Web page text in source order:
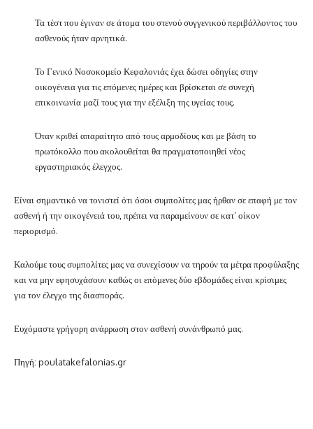
Τα τέστ που έγιναν σε άτομα του στενού συγγενικού περιβάλλοντος του
ασθενούς ήταν αρνητικά.
Το Γενικό Νοσοκομείο Κεφαλονιάς έχει δώσει οδηγίες στην
οικογένεια για τις επόμενες ημέρες και βρίσκεται σε συνεχή
επικοινωνία μαζί τους για την εξέλιξη της υγείας τους.
Όταν κριθεί απαραίτητο από τους αρμοδίους και με βάση το
πρωτόκολλο που ακολουθείται θα πραγματοποιηθεί νέος
εργαστηριακός έλεγχος.
Είναι σημαντικό να τονιστεί ότι όσοι συμπολίτες μας ήρθαν σε επαφή με τον
ασθενή ή την οικογένειά του, πρέπει να παραμείνουν σε κατ’ οίκον
περιορισμό.
Καλούμε τους συμπολίτες μας να συνεχίσουν να τηρούν τα μέτρα προφύλαξης
και να μην εφησυχάσουν καθώς οι επόμενες δύο εβδομάδες είναι κρίσιμες
για τον έλεγχο της διασποράς.
Ευχόμαστε γρήγορη ανάρρωση στον ασθενή συνάνθρωπό μας.
Πηγή: poulatakefalonias.gr